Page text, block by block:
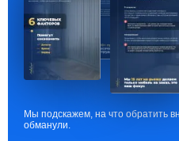
Мы подскажем, на что обратить
обманули.